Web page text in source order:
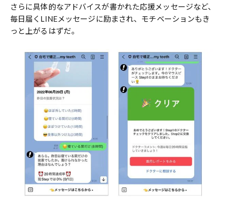
さらに具体的なアドバイスが書かれた応援メッセージなど、
毎日届くLINEメッセージに励まされ、モチベーションもき
っと上がるはずだ。